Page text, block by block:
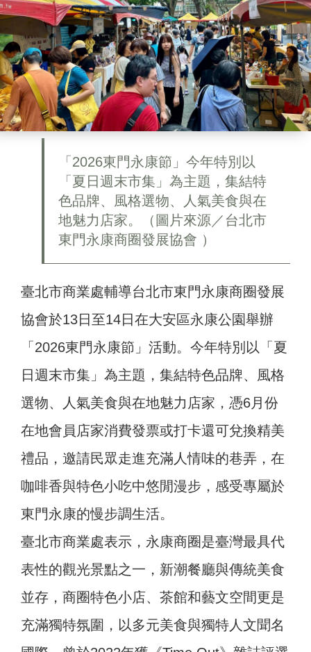
「2026東門永康節」今年特別以
「夏日週末市集」為主題，集結特
色品牌、風格選物、人氣美食與在
地魅力店家。（圖片來源／台北市
東門永康商圈發展協會 ）
臺北市商業處輔導台北市東門永康商圈發展
協會於13日至14日在大安區永康公園舉辦
「2026東門永康節」活動。今年特別以「夏
日週末市集」為主題，集結特色品牌、風格
選物、人氣美食與在地魅力店家，憑6月份
在地會員店家消費發票或打卡還可兌換精美
禮品，邀請民眾走進充滿人情味的巷弄，在
咖啡香與特色小吃中悠閒漫步，感受專屬於
東門永康的慢步調生活。
臺北市商業處表示，永康商圈是臺灣最具代
表性的觀光景點之一，新潮餐廳與傳統美食
並存，商圈特色小店、茶館和藝文空間更是
充滿獨特氛圍，以多元美食與獨特人文聞名